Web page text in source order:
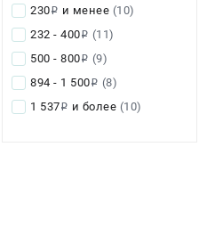
230i и менее (10)
232 - 400i (11)
500 - 800i (9)
894 - 1 500i (8)
1 537i и более (10)